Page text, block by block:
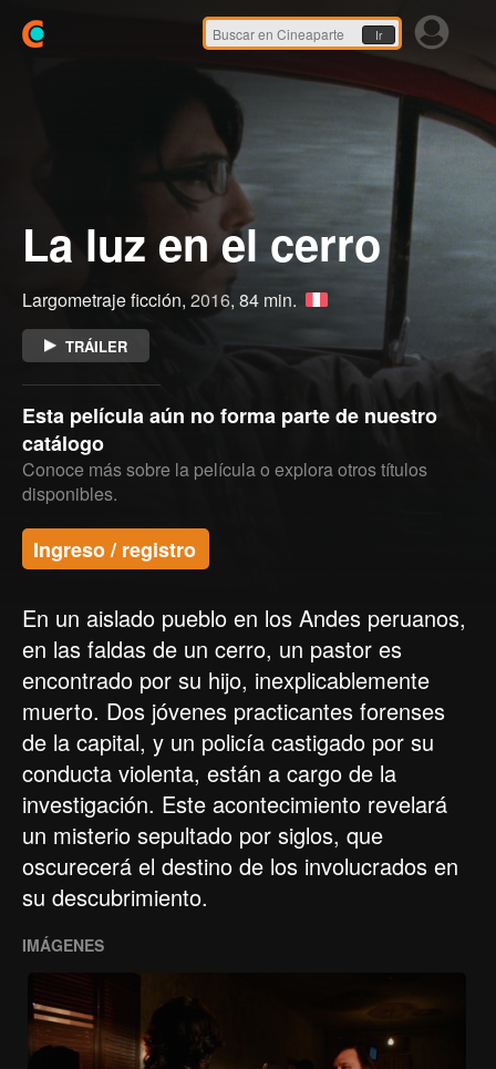
Ir
La luz en el cerro
Largometraje ficción, 2016, 84 min.
TRÁILER
Esta película aún no forma parte de nuestro
catálogo
Conoce más sobre la película o explora otros títulos
disponibles.
Ingreso / registro
En un aislado pueblo en los Andes peruanos,
en las faldas de un cerro, un pastor es
encontrado por su hijo, inexplicablemente
muerto. Dos jóvenes practicantes forenses
de la capital, y un policía castigado por su
conducta violenta, están a cargo de la
investigación. Este acontecimiento revelará
un misterio sepultado por siglos, que
oscurecerá el destino de los involucrados en
su descubrimiento.
IMÁGENES